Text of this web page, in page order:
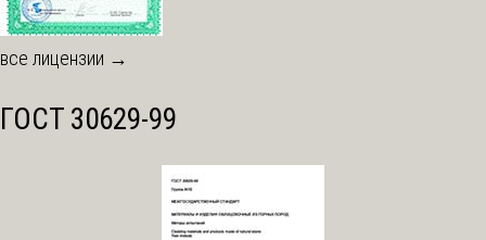
все лицензии →
ГОСТ 30629-99